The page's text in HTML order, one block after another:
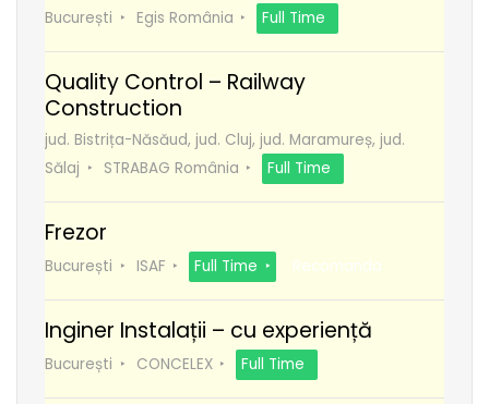
București Egis România Full Time
Quality Control – Railway
Construction
jud. Bistrița-Năsăud, jud. Cluj, jud. Maramureș, jud.
Sălaj
STRABAG România Full Time
Frezor
București ISAF Full Time Recomanda
Inginer Instalații – cu experiență
București CONCELEX Full Time